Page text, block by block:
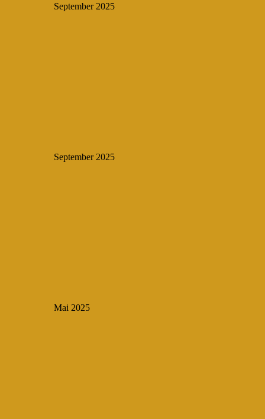
September 2025
September 2025
Mai 2025